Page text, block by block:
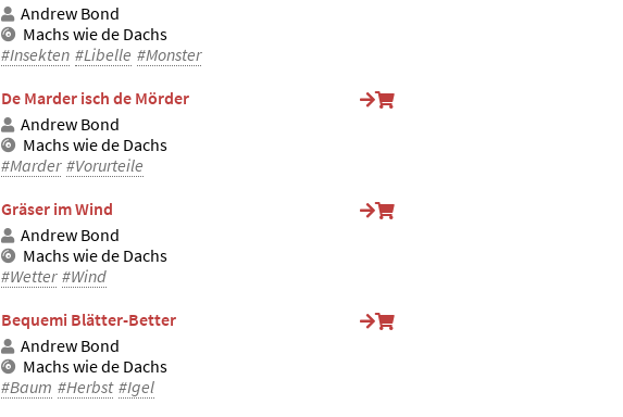
Andrew Bond
Machs wie de Dachs
#Insekten #Libelle #Monster
De Marder isch de Mörder
Andrew Bond
Machs wie de Dachs
#Marder #Vorurteile
Gräser im Wind
Andrew Bond
Machs wie de Dachs
#Wetter #Wind
Bequemi Blätter-Better
Andrew Bond
Machs wie de Dachs
#Baum #Herbst #Igel